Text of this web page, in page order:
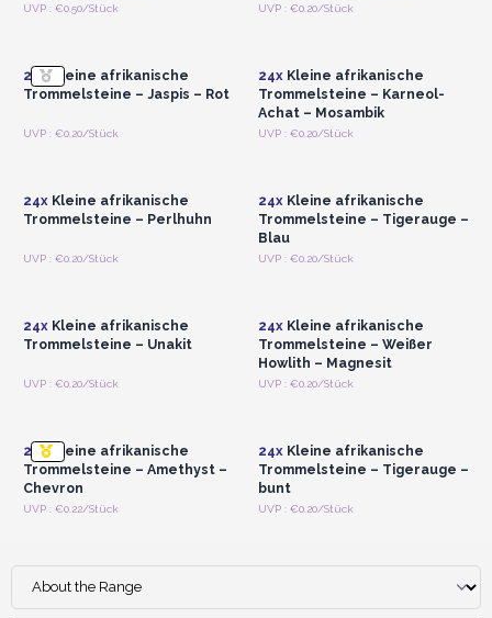
UVP : €0.50/Stück UVP : €0.20/Stück
Anmelden oder
24xKleine afrikanische
Trommelsteine – Jaspis – Rot
UVP : €0.20/Stück
Anmelden oder
24xKleine afrikanische
Trommelsteine – Karneol-
Achat – Mosambik
UVP : €0.20/Stück
Anmelden oder
24xKleine afrikanische
Trommelsteine – Perlhuhn
UVP : €0.20/Stück
Anmelden oder
24xKleine afrikanische
Trommelsteine – Tigerauge –
Blau
UVP : €0.20/Stück
Anmelden oder
24xKleine afrikanische
Trommelsteine – Unakit
UVP : €0.20/Stück
Anmelden oder
24xKleine afrikanische
Trommelsteine – Weißer
Howlith – Magnesit
UVP : €0.20/Stück
Anmelden oder
24xKleine afrikanische
Trommelsteine – Amethyst –
Chevron
UVP : €0.22/Stück
Anmelden oder
24xKleine afrikanische
Trommelsteine – Tigerauge –
bunt
UVP : €0.20/Stück